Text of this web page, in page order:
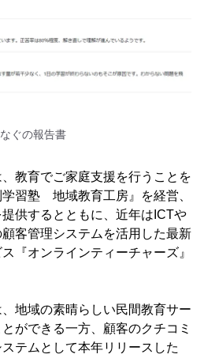
ぐの報告書
教育でご家庭支援を行うことを
習塾 地域教育工房』を経営、
供するとともに、近年はICTや
客管理システムを活用した最新
『オンラインティーチャーズ』
、地域の素晴らしい民間教育サー
ができる一方、顧客のクチコミ
テムとして本年リリースした